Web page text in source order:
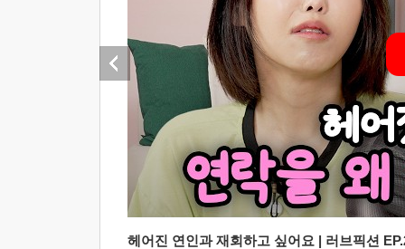
헤어진 연인과 재회하고 싶어요 | 러브픽션